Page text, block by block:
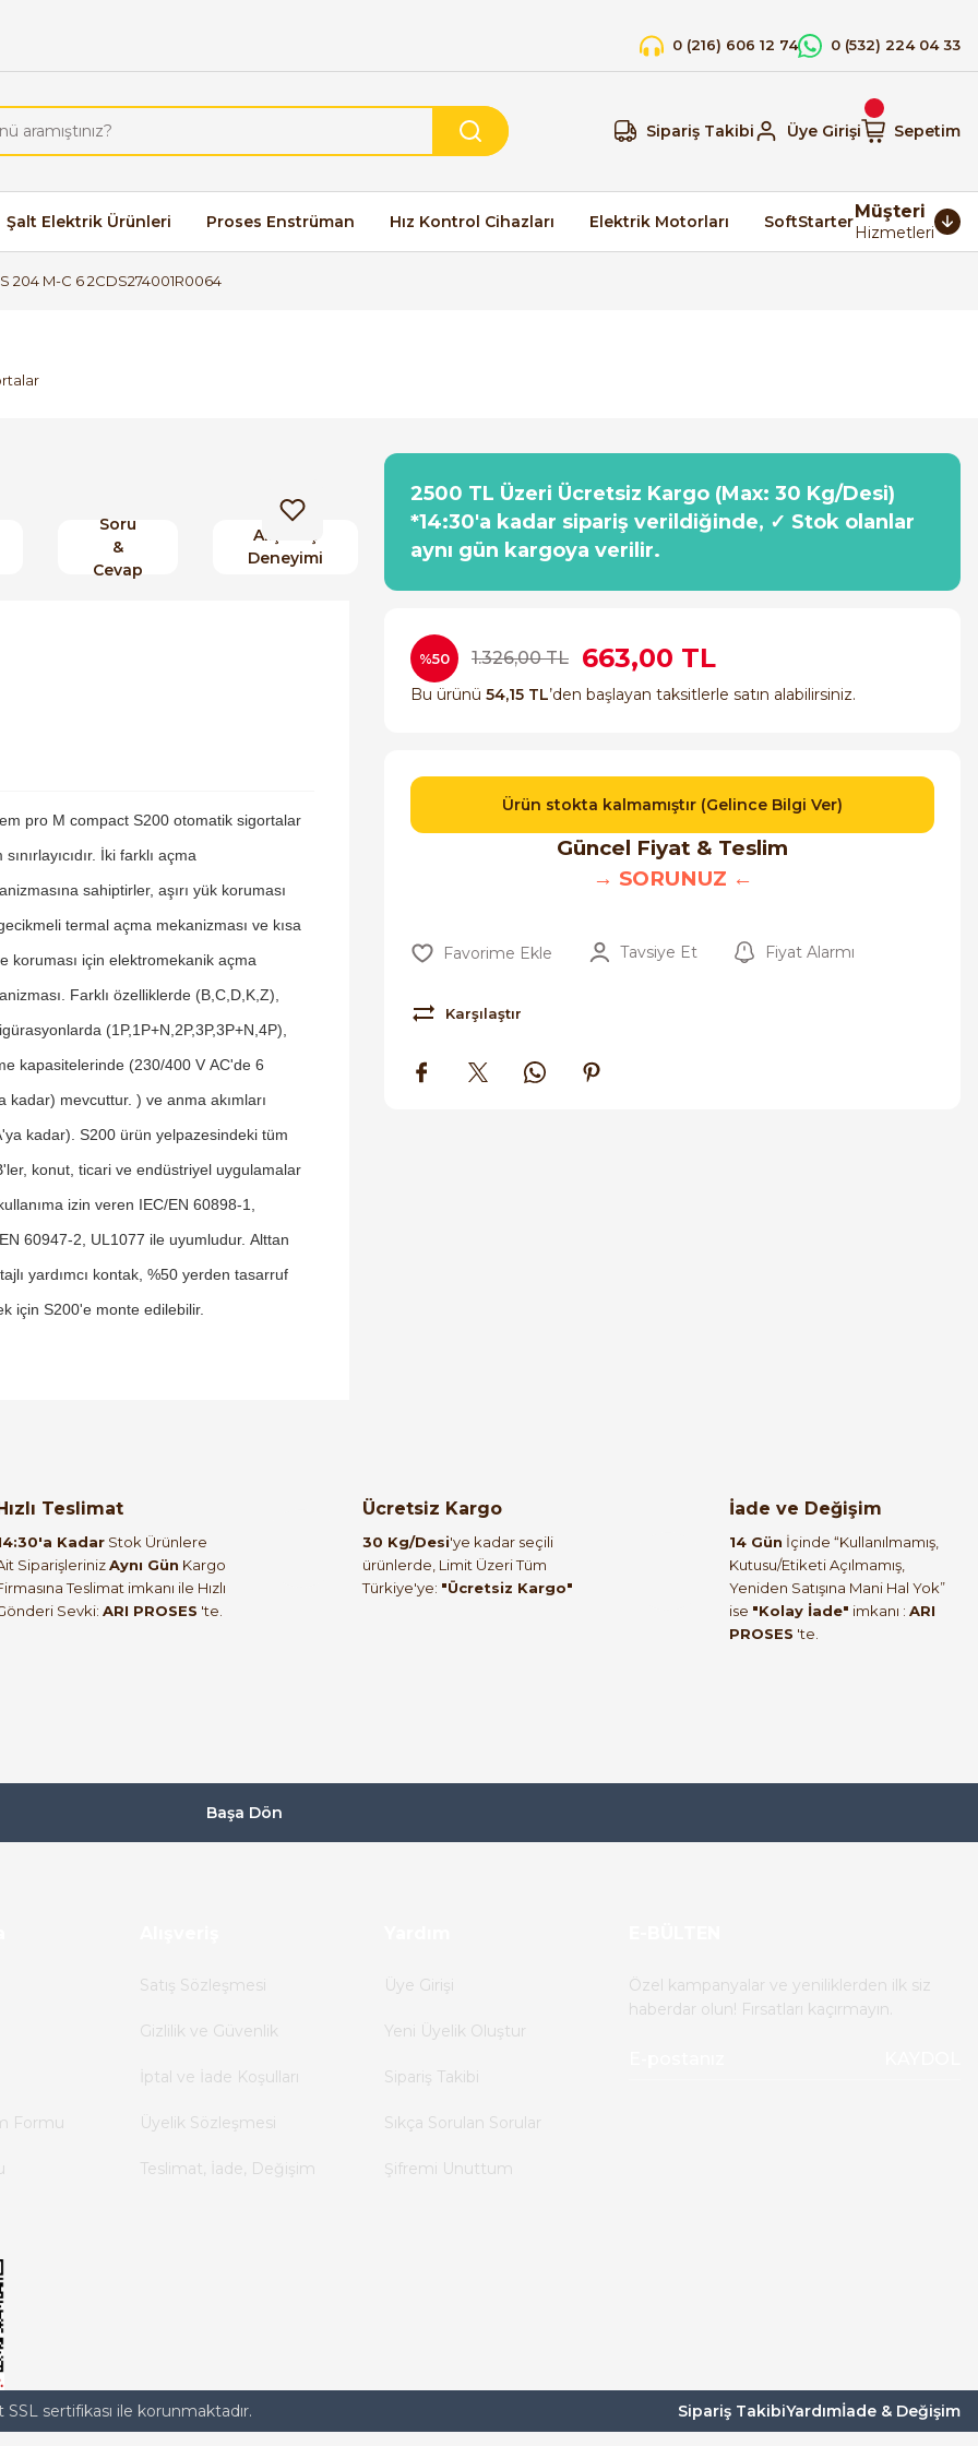
0 (216) 606 12 74 0 (532) 224 04 33
Sipariş Takibi Üye Girişi Sepetim
Şalt Elektrik Ürünleri Proses Enstrüman Hız Kontrol Cihazları Elektrik Motorları SoftStarterMüşteri
Hizmetleri
204 M-C 6 2CDS274001R0064
Soru
&
Cevap
Alışveriş
Deneyimi
pro M compact S200 otomatik sigortalar
sınırlayıcıdır. İki farklı açma
sahiptirler, aşırı yük koruması
termal açma mekanizması ve kısa
koruması için elektromekanik açma
Farklı özelliklerde (B,C,D,K,Z),
(1P,1P+N,2P,3P,3P+N,4P),
kapasitelerinde (230/400 V AC'de 6
kadar) mevcuttur. ) ve anma akımları
kadar). S200 ürün yelpazesindeki tüm
konut, ticari ve endüstriyel uygulamalar
izin veren IEC/EN 60898-1,
60947-2, UL1077 ile uyumludur. Alttan
yardımcı kontak, %50 yerden tasarruf
için S200'e monte edilebilir.
2500 TL Üzeri Ücretsiz Kargo (Max: 30 Kg/Desi)
*14:30'a kadar sipariş verildiğinde, ✓ Stok olanlar
aynı gün kargoya verilir.
%50 1.326,00 TL 663,00 TL
Bu ürünü 54,15 TL’den başlayan taksitlerle satın alabilirsiniz.
Ürün stokta kalmamıştır (Gelince Bilgi Ver)
Güncel Fiyat & Teslim
→ SORUNUZ ←
Tavsiye Et Fiyat Alarmı
Karşılaştır
Teslimat
Kadar Stok Ürünlere
SiparişlerinizAynı Gün Kargo
Teslimat imkanı ile Hızlı
Sevki: ARI PROSES 'te.
Ücretsiz Kargo
30 Kg/Desi'ye kadar seçili
ürünlerde, Limit Üzeri Tüm
Türkiye'ye: "Ücretsiz Kargo"
İade ve Değişim
14 Gün İçinde “Kullanılmamış,
Kutusu/Etiketi Açılmamış,
Yeniden Satışına Mani Hal Yok”
ise "Kolay İade" imkanı : ARI
PROSES 'te.
Başa Dön
Formu
Satış Sözleşmesi
Gizlilik ve Güvenlik
İptal ve İade Koşulları
Üyelik Sözleşmesi
Teslimat, İade, Değişim
Üye Girişi
Yeni Üyelik Oluştur
Sipariş Takibi
Sıkça Sorulan Sorular
Şifremi Unuttum
Özel kampanyalar ve yeniliklerden ilk siz
haberdar olun! Fırsatları kaçırmayın.
SSL sertifikası ile korunmaktadır. Sipariş TakibiYardımİade & Değişim